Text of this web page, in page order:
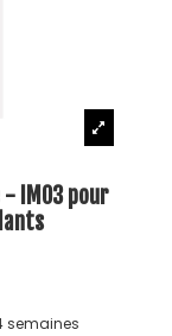
IM03 pour
semaines